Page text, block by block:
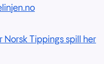
Norsk Tippings spill her